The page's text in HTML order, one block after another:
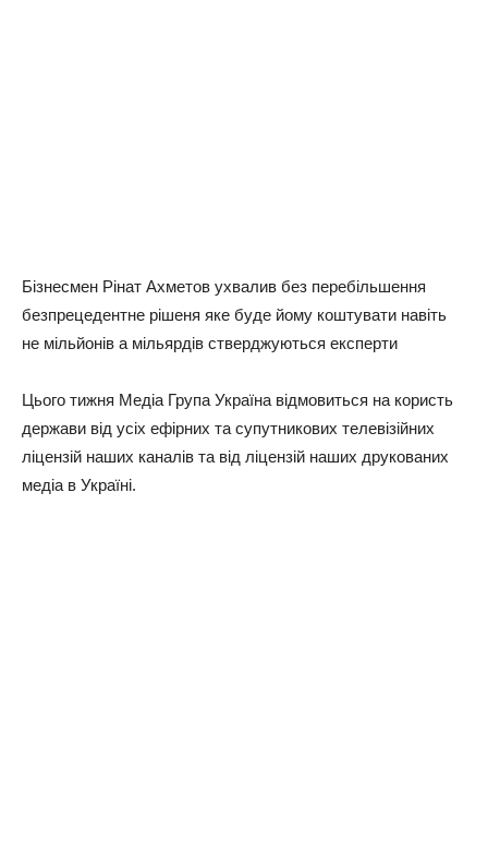
Бізнесмен Рінат Ахметов ухвалив без перебільшення
безпрецедентне рішеня яке буде йому коштувати навіть
не мільйонів а мільярдів стверджуються експерти
Цього тижня Медіа Група Україна відмовиться на користь
держави від усіх ефірних та супутникових телевізійних
ліцензій наших каналів та від ліцензій наших друкованих
медіа в Україні.